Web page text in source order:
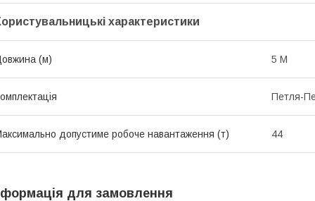
характеристики
(м) 5 М
Петля-
допустиме робоче навантаження (т) 44
для замовлення